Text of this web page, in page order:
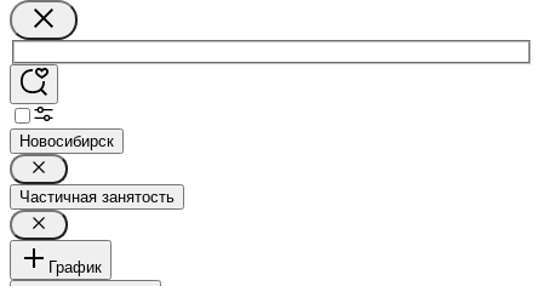
Новосибирск
Частичная занятость
График